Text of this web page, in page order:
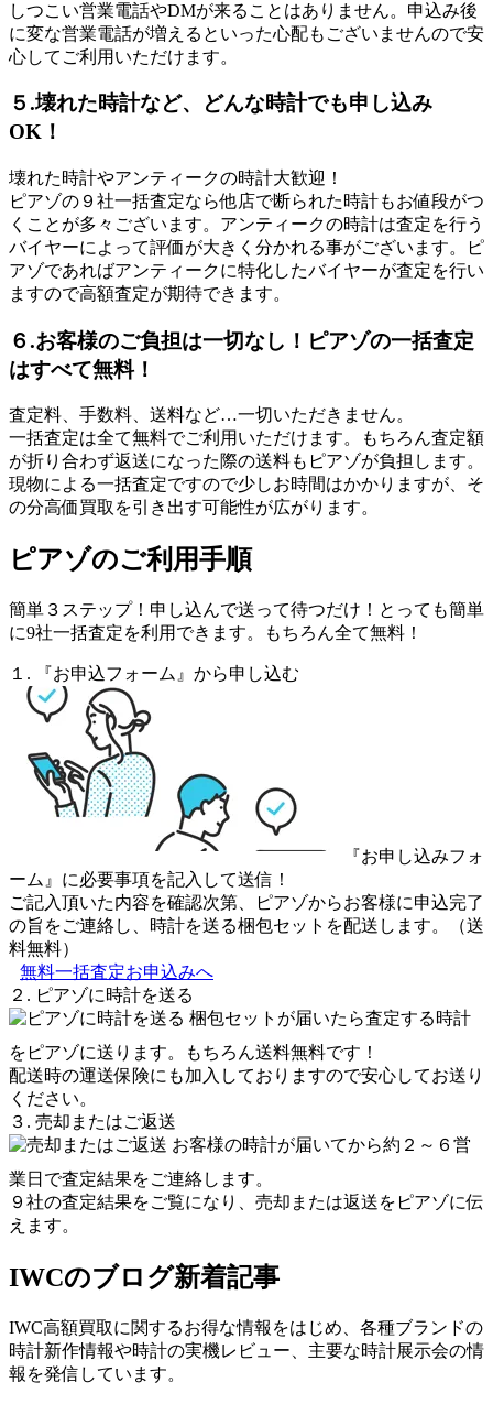
しつこい営業電話やDMが来ることはありません。申込み後
に変な営業電話が増えるといった心配もございませんので安
心してご利用いただけます。
５.壊れた時計など、どんな時計でも申し込み
OK！
壊れた時計やアンティークの時計大歓迎！
ピアゾの９社一括査定なら他店で断られた時計もお値段がつ
くことが多々ございます。アンティークの時計は査定を行う
バイヤーによって評価が大きく分かれる事がございます。ピ
アゾであればアンティークに特化したバイヤーが査定を行い
ますので高額査定が期待できます。
６.お客様のご負担は一切なし！ピアゾの一括査定
はすべて無料！
査定料、手数料、送料など…一切いただきません。
一括査定は全て無料でご利用いただけます。もちろん査定額
が折り合わず返送になった際の送料もピアゾが負担します。
現物による一括査定ですので少しお時間はかかりますが、そ
の分高価買取を引き出す可能性が広がります。
ピアゾのご利用手順
簡単３ステップ！申し込んで送って待つだけ！とっても簡単
に9社一括査定を利用できます。もちろん全て無料！
１. 『お申込フォーム』から申し込む
『お申し込みフォ
ーム』に必要事項を記入して送信！
ご記入頂いた内容を確認次第、ピアゾからお客様に申込完了
の旨をご連絡し、時計を送る梱包セットを配送します。（送
料無料）
無料一括査定お申込みへ
２. ピアゾに時計を送る
梱包セットが届いたら査定する時計
をピアゾに送ります。もちろん送料無料です！
配送時の運送保険にも加入しておりますので安心してお送り
ください。
３. 売却またはご返送
お客様の時計が届いてから約２～６営
業日で査定結果をご連絡します。
９社の査定結果をご覧になり、売却または返送をピアゾに伝
えます。
IWCのブログ新着記事
IWC高額買取に関するお得な情報をはじめ、各種ブランドの
時計新作情報や時計の実機レビュー、主要な時計展示会の情
報を発信しています。